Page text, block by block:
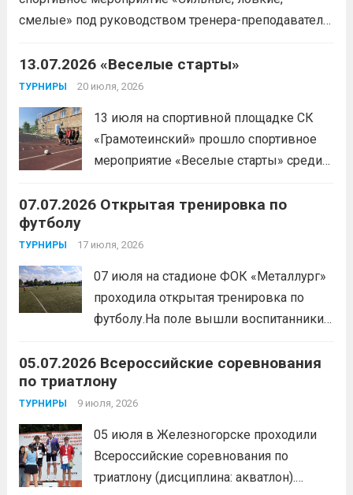
смелые» под руководством тренера-преподавателя
Сергеевича. Участники продемонстрировали
скоростные качества, силовую выносливость и
координацию.
13.07.2026 «Веселые старты»
ТУРНИРЫ 20 июля, 2026
13 июля на спортивной площадке СК
«Грамотеинский» прошло спортивное
мероприятие «Веселые старты» среди
шайбой».Несмотря на
мероприятия, главной целью
организаторы ставили сплочение
коллектива и пропаганду здорового
образа жизни. По итогам прохождения
всех этапов участники
07.07.2026 Открытая тренировка по
футболу
ТУРНИРЫ 17 июля, 2026
07 июля на стадионе ФОК «Металлург»
проходила открытая тренировка по
футболу.На поле вышли воспитанники
Участники отработали технику владения
мячом и сыграли несколько коротких
товарищеских матчей.
05.07.2026 Всероссийские соревнования
по триатлону
ТУРНИРЫ 9 июля, 2026
05 июля в Железногорске проходили
Всероссийские соревнования по
триатлону (дисциплина: акватлон).